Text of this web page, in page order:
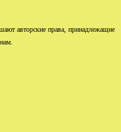
авторские права, принадлежащие